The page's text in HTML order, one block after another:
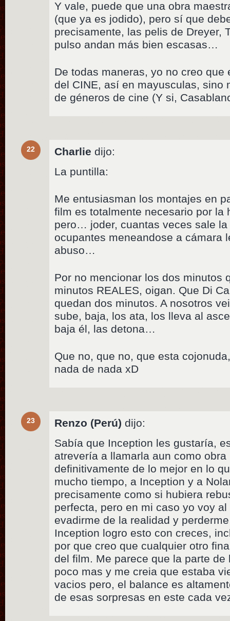
Y vale, puede que una obra
(que ya es jodido), pero sí que
precisamente, las pelis de Dreyer,
pulso andan más bien escasas…
De todas maneras, yo no creo que
del CINE, así en mayusculas, sino
de géneros de cine (Y si,
22 Charlie dijo:
La puntilla:
Me entusiasman los montajes en
film es totalmente necesario por la
pero… joder, cuantas veces sale
ocupantes meneandose a cámara
abuso…
Por no mencionar los dos minutos
minutos REALES, oigan. Que Di
quedan dos minutos. A nosotros
sube, baja, los ata, los lleva al
baja él, las detona…
Que no, que no, que esta
nada de nada xD
23 Renzo (Perú) dijo:
Sabía que Inception les gustaría,
atrevería a llamarla aun como
definitivamente de lo mejor en lo
mucho tiempo, a Inception y a
precisamente como si hubiera
perfecta, pero en mi caso yo voy
evadirme de la realidad y
Inception logro esto con creces,
por que creo que cualquier otro
del film. Me parece que la parte
poco mas y me creia que estaba
vacios pero, el balance es
de esas sorpresas en este cada